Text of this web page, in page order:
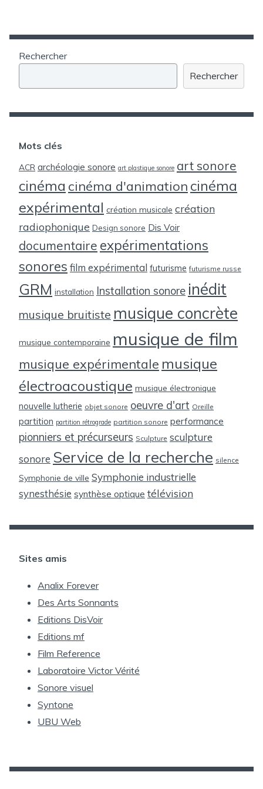
Rechercher
Rechercher
Mots clés
ACR archéologie sonore art plastique sonore art sonore
cinéma cinéma d'animation cinéma
expérimental création musicale création
radiophonique Design sonore Dis Voir
documentaire expérimentations
sonores film expérimental futurisme futurisme russe
GRM installation Installation sonore inédit
musique bruitiste musique concrète
musique contemporaine musique de film
musique expérimentale musique
électroacoustique musique électronique
nouvelle lutherie objet sonore oeuvre d'art Oreille
partition partition rétrograde partition sonore performance
pionniers et précurseurs Sculpture sculpture
sonore Service de la recherche silence
Symphonie de ville Symphonie industrielle
synesthésie synthèse optique télévision
Sites amis
Analix Forever
Des Arts Sonnants
Editions DisVoir
Editions mf
Film Reference
Laboratoire Victor Vérité
Sonore visuel
Syntone
UBU Web